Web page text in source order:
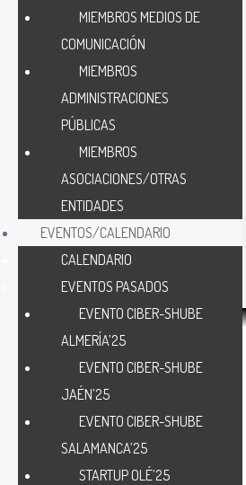
MIEMBROS MEDIOS DE
COMUNICACIÓN
MIEMBROS
ADMINISTRACIONES
PÚBLICAS
MIEMBROS
ASOCIACIONES/OTRAS
ENTIDADES
EVENTOS/CALENDARIO
CALENDARIO
EVENTOS PASADOS
EVENTO CIBER-SHUBE
ALMERÍA’25
EVENTO CIBER-SHUBE
JAÉN’25
EVENTO CIBER-SHUBE
SALAMANCA’25
STARTUP OLÉ’25